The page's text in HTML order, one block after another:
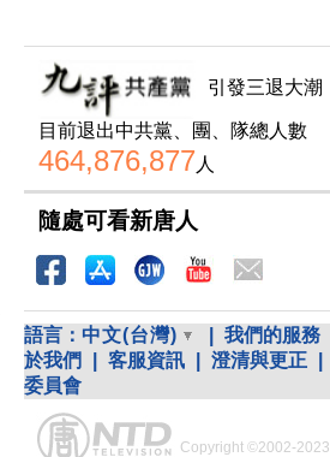
引發三退大潮
目前退出中共黨、團、隊總人數
464,876,877人
隨處可看新唐人
語言： 中文(台灣) 我們的服務
於我們
客服資訊 澄清與更正
委員會
Copyright ©2002-2023